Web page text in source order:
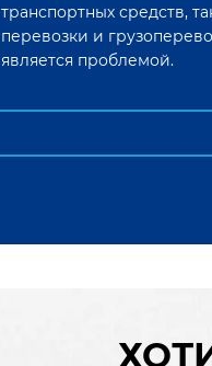
транспортных средств,
перевозки и
является проблемой.